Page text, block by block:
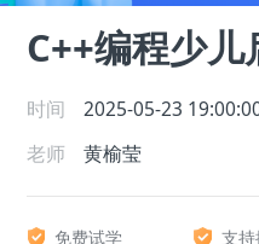
C++编程少
时间 2025-05-23
老师
黄榆莹
免费试学 支